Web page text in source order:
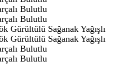
Bulutlu
Bulutlu
Gürültülü Sağanak Yağışlı
Gürültülü Sağanak Yağışlı
Bulutlu
Bulutlu